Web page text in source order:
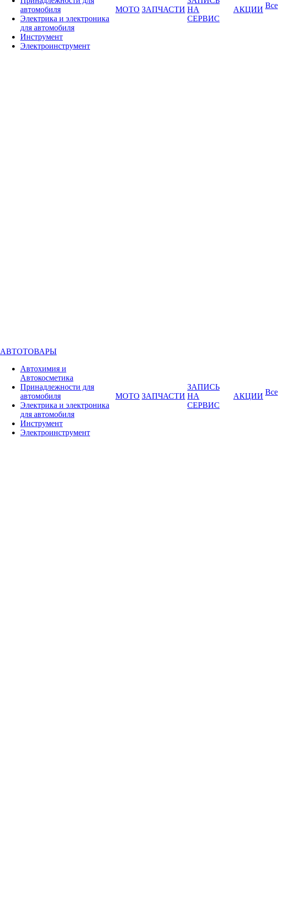
автомобиля
Электрика и электроника
для автомобиля
Инструмент
Электроинструмент
МОТО ЗАПЧАСТИ НА
СЕРВИС
АКЦИИ Все
АВТОТОВАРЫ
Автохимия и
Автокосметика
Принадлежности для
автомобиля
Электрика и электроника
для автомобиля
Инструмент
Электроинструмент
МОТО ЗАПЧАСТИ
ЗАПИСЬ
НА
СЕРВИС
АКЦИИ Все